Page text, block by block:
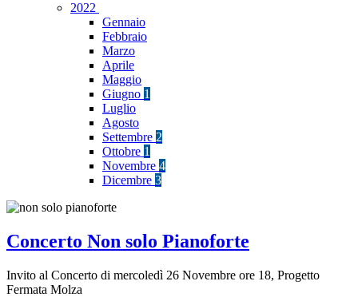
2022
Gennaio
Febbraio
Marzo
Aprile
Maggio
Giugno 1
Luglio
Agosto
Settembre 2
Ottobre 1
Novembre 4
Dicembre 3
Concerto Non solo Pianoforte
Invito al Concerto di mercoledì 26 Novembre ore 18, Progetto
Fermata Molza